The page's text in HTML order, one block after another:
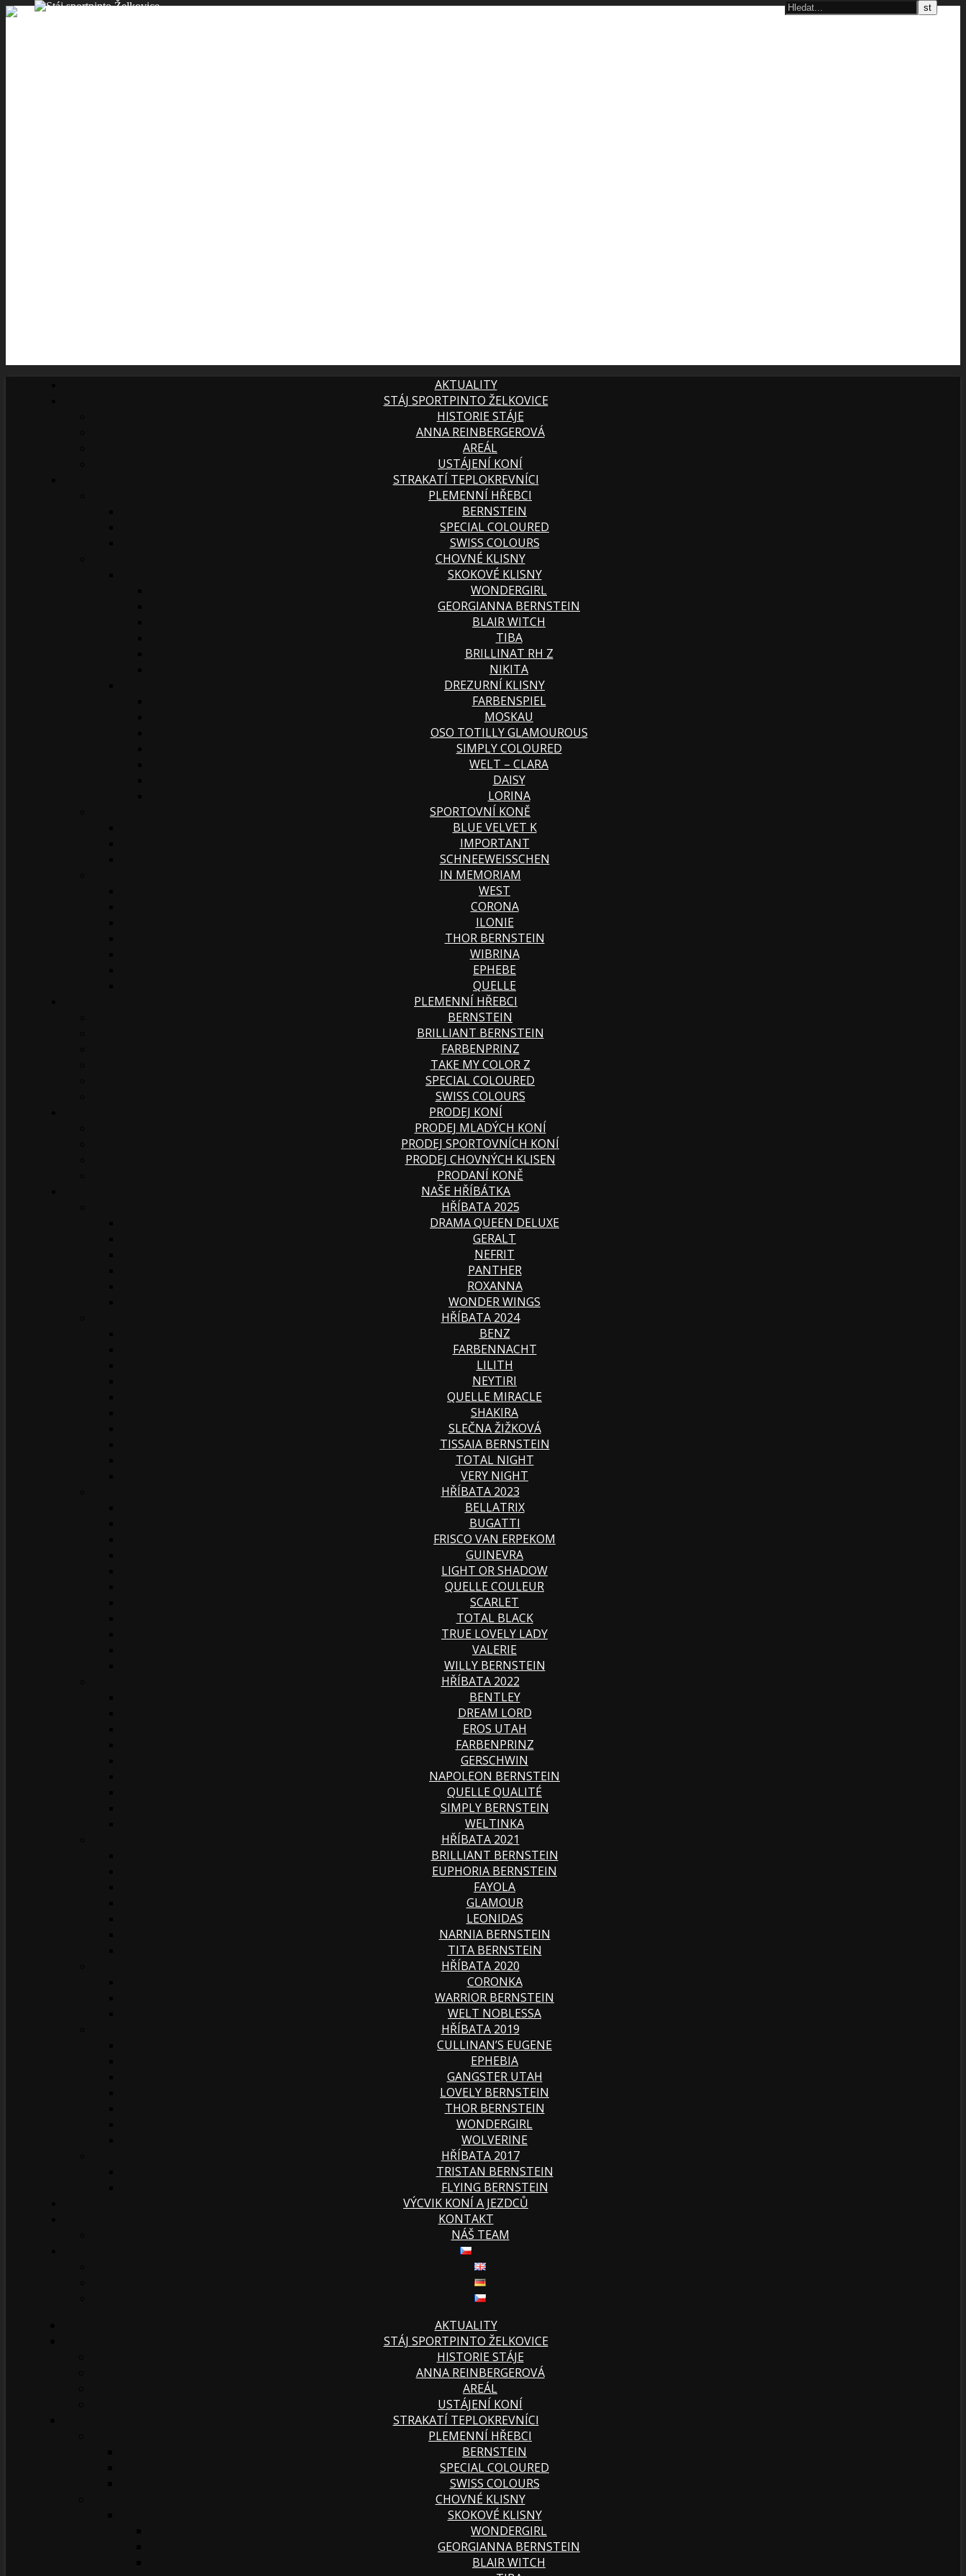
AKTUALITY
STÁJ SPORTPINTO ŽELKOVICE
HISTORIE STÁJE
ANNA REINBERGEROVÁ
AREÁL
USTÁJENÍ KONÍ
STRAKATÍ TEPLOKREVNÍCI
PLEMENNÍ HŘEBCI
BERNSTEIN
SPECIAL COLOURED
SWISS COLOURS
CHOVNÉ KLISNY
SKOKOVÉ KLISNY
WONDERGIRL
GEORGIANNA BERNSTEIN
BLAIR WITCH
TIBA
BRILLINAT RH Z
NIKITA
DREZURNÍ KLISNY
FARBENSPIEL
MOSKAU
OSO TOTILLY GLAMOUROUS
SIMPLY COLOURED
WELT – CLARA
DAISY
LORINA
SPORTOVNÍ KONĚ
BLUE VELVET K
IMPORTANT
SCHNEEWEISSCHEN
IN MEMORIAM
WEST
CORONA
ILONIE
THOR BERNSTEIN
WIBRINA
EPHEBE
QUELLE
PLEMENNÍ HŘEBCI
BERNSTEIN
BRILLIANT BERNSTEIN
FARBENPRINZ
TAKE MY COLOR Z
SPECIAL COLOURED
SWISS COLOURS
PRODEJ KONÍ
PRODEJ MLADÝCH KONÍ
PRODEJ SPORTOVNÍCH KONÍ
PRODEJ CHOVNÝCH KLISEN
PRODANÍ KONĚ
NAŠE HŘÍBÁTKA
HŘÍBATA 2025
DRAMA QUEEN DELUXE
GERALT
NEFRIT
PANTHER
ROXANNA
WONDER WINGS
HŘÍBATA 2024
BENZ
FARBENNACHT
LILITH
NEYTIRI
QUELLE MIRACLE
SHAKIRA
SLEČNA ŽIŽKOVÁ
TISSAIA BERNSTEIN
TOTAL NIGHT
VERY NIGHT
HŘÍBATA 2023
BELLATRIX
BUGATTI
FRISCO VAN ERPEKOM
GUINEVRA
LIGHT OR SHADOW
QUELLE COULEUR
SCARLET
TOTAL BLACK
TRUE LOVELY LADY
VALERIE
WILLY BERNSTEIN
HŘÍBATA 2022
BENTLEY
DREAM LORD
EROS UTAH
FARBENPRINZ
GERSCHWIN
NAPOLEON BERNSTEIN
QUELLE QUALITÉ
SIMPLY BERNSTEIN
WELTINKA
HŘÍBATA 2021
BRILLIANT BERNSTEIN
EUPHORIA BERNSTEIN
FAYOLA
GLAMOUR
LEONIDAS
NARNIA BERNSTEIN
TITA BERNSTEIN
HŘÍBATA 2020
CORONKA
WARRIOR BERNSTEIN
WELT NOBLESSA
HŘÍBATA 2019
CULLINAN’S EUGENE
EPHEBIA
GANGSTER UTAH
LOVELY BERNSTEIN
THOR BERNSTEIN
WONDERGIRL
WOLVERINE
HŘÍBATA 2017
TRISTAN BERNSTEIN
FLYING BERNSTEIN
VÝCVIK KONÍ A JEZDCŮ
KONTAKT
NÁŠ TEAM
AKTUALITY
STÁJ SPORTPINTO ŽELKOVICE
HISTORIE STÁJE
ANNA REINBERGEROVÁ
AREÁL
USTÁJENÍ KONÍ
STRAKATÍ TEPLOKREVNÍCI
PLEMENNÍ HŘEBCI
BERNSTEIN
SPECIAL COLOURED
SWISS COLOURS
CHOVNÉ KLISNY
SKOKOVÉ KLISNY
WONDERGIRL
GEORGIANNA BERNSTEIN
BLAIR WITCH